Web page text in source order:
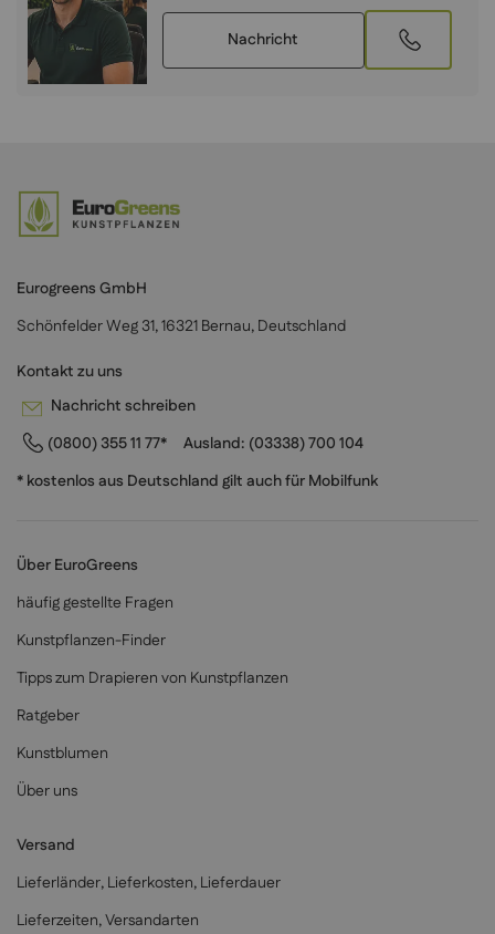
Nachricht
Eurogreens GmbH
Schönfelder Weg 31, 16321 Bernau, Deutschland
Kontakt zu uns
Nachricht schreiben
(0800) 355 11 77*
Ausland: (03338) 700 104
* kostenlos aus Deutschland gilt auch für Mobilfunk
Über EuroGreens
häufig gestellte Fragen
Kunstpflanzen-Finder
Tipps zum Drapieren von Kunstpflanzen
Ratgeber
Kunstblumen
Über uns
Versand
Lieferländer, Lieferkosten, Lieferdauer
Lieferzeiten, Versandarten